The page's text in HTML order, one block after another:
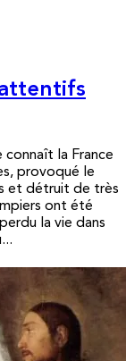
connaît la France
provoqué le
et détruit de très
ont été
la vie dans